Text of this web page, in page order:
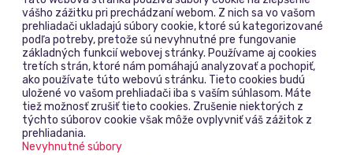
vášho zážitku pri prechádzaní webom. Z nich sa vo vašom
prehliadači ukladajú súbory cookie, ktoré sú kategorizované
podľa potreby, pretože sú nevyhnutné pre fungovanie
základných funkcií webovej stránky. Používame aj cookies
tretích strán, ktoré nám pomáhajú analyzovať a pochopiť,
ako používate túto webovú stránku. Tieto cookies budú
uložené vo vašom prehliadači iba s vaším súhlasom. Máte
tiež možnosť zrušiť tieto cookies. Zrušenie niektorých z
týchto súborov cookie však môže ovplyvniť váš zážitok z
prehliadania.
Nevyhnutné súbory